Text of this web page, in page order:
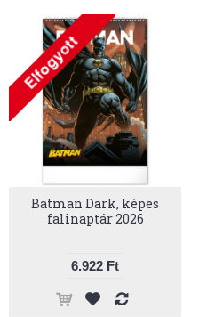
Batman Dark, képes
falinaptár 2026
6.922 Ft